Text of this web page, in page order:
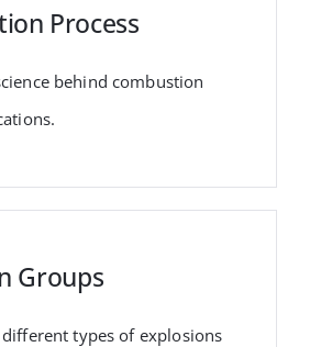
Process
behind combustion
Groups
types of explosions